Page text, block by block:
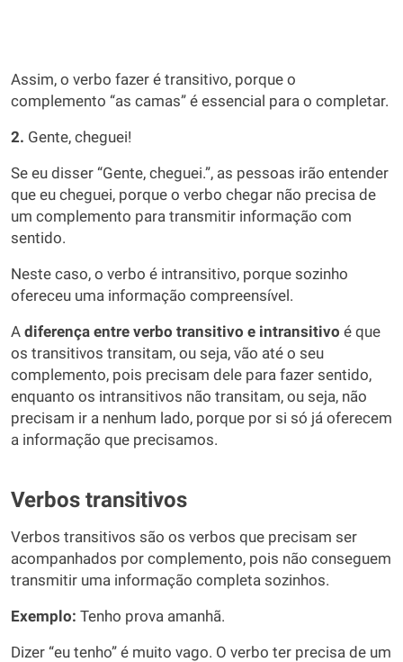
Assim, o verbo fazer é transitivo, porque o
complemento “as camas” é essencial para o completar.
2. Gente, cheguei!
Se eu disser “Gente, cheguei.”, as pessoas irão entender
que eu cheguei, porque o verbo chegar não precisa de
um complemento para transmitir informação com
sentido.
Neste caso, o verbo é intransitivo, porque sozinho
ofereceu uma informação compreensível.
A diferença entre verbo transitivo e intransitivo é que
os transitivos transitam, ou seja, vão até o seu
complemento, pois precisam dele para fazer sentido,
enquanto os intransitivos não transitam, ou seja, não
precisam ir a nenhum lado, porque por si só já oferecem
a informação que precisamos.
Verbos transitivos
Verbos transitivos são os verbos que precisam ser
acompanhados por complemento, pois não conseguem
transmitir uma informação completa sozinhos.
Exemplo: Tenho prova amanhã.
Dizer “eu tenho” é muito vago. O verbo ter precisa de um